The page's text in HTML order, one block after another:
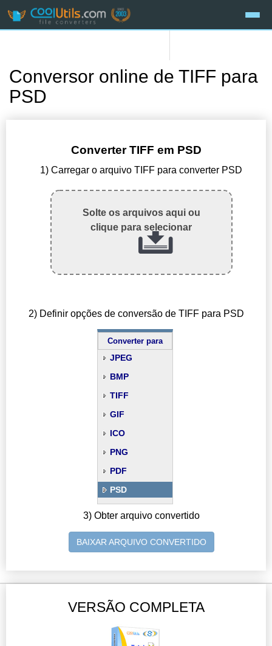
Conversor online de TIFF para
PSD
Converter TIFF em PSD
1) Carregar o arquivo TIFF para converter PSD
Solte os arquivos aqui ou
clique para selecionar
2) Definir opções de conversão de TIFF para PSD
Converter para
JPEG
BMP
TIFF
GIF
ICO
PNG
PDF
PSD
3) Obter arquivo convertido
BAIXAR ARQUIVO CONVERTIDO
VERSÃO COMPLETA